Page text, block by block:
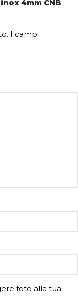
4mm CNB
I campi
foto alla tua